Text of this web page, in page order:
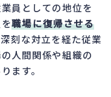
員としての地位を
職場に復帰させる
刻な対立を経た従業
人間関係や組織の
ます。